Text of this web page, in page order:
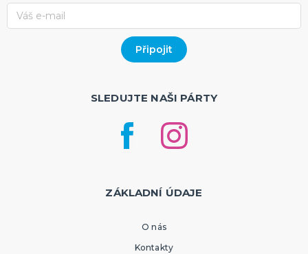
SLEDUJTE NAŠI PÁRTY
ZÁKLADNÍ ÚDAJE
O nás
Kontakty